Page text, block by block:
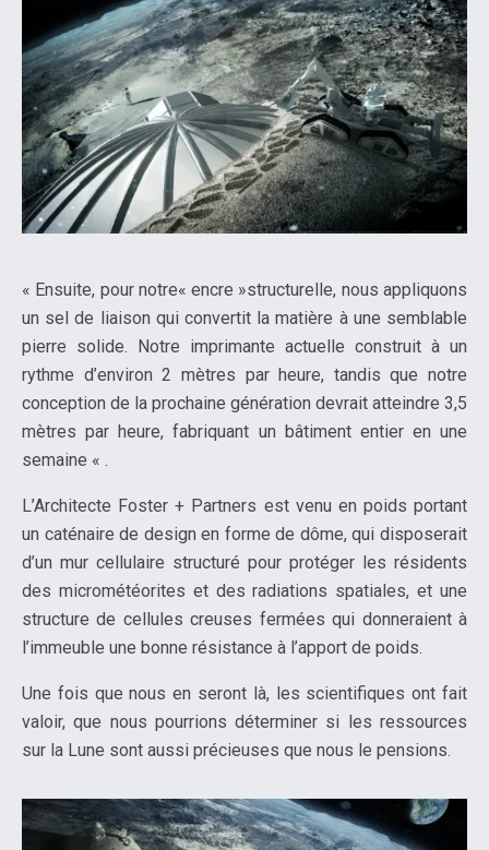
« Ensuite, pour notre« encre »structurelle, nous appliquons
un sel de liaison qui convertit la matière à une semblable
pierre solide. Notre imprimante actuelle construit à un
rythme d’environ 2 mètres par heure, tandis que notre
conception de la prochaine génération devrait atteindre 3,5
mètres par heure, fabriquant un bâtiment entier en une
semaine « .
L’Architecte Foster + Partners est venu en poids portant
un caténaire de design en forme de dôme, qui disposerait
d’un mur cellulaire structuré pour protéger les résidents
des micrométéorites et des radiations spatiales, et une
structure de cellules creuses fermées qui donneraient à
l’immeuble une bonne résistance à l’apport de poids.
Une fois que nous en seront là, les scientifiques ont fait
valoir, que nous pourrions déterminer si les ressources
sur la Lune sont aussi précieuses que nous le pensions.